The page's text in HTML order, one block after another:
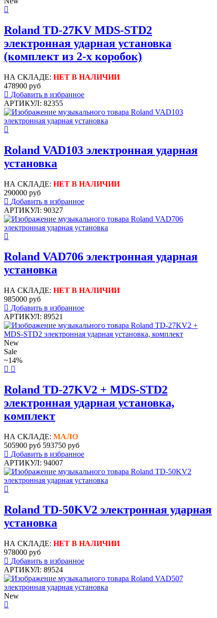
Roland TD-27KV MDS-STD2
электронная ударная установка
(комплект из 2-х коробок)
НА СКЛАДЕ: НЕТ В НАЛИЧИИ
478900 руб
Добавить в избранное
АРТИКУЛ: 82355
Roland VAD103 электронная ударная
установка
НА СКЛАДЕ: НЕТ В НАЛИЧИИ
290000 руб
Добавить в избранное
АРТИКУЛ: 90327
Roland VAD706 электронная ударная
установка
НА СКЛАДЕ: НЕТ В НАЛИЧИИ
985000 руб
Добавить в избранное
АРТИКУЛ: 89521
New
Sale
~14%
Roland TD-27KV2 + MDS-STD2
электронная ударная установка,
комплект
НА СКЛАДЕ: МАЛО
505900 руб 593750 руб
Добавить в избранное
АРТИКУЛ: 94007
Roland TD-50KV2 электронная ударная
установка
НА СКЛАДЕ: НЕТ В НАЛИЧИИ
978000 руб
Добавить в избранное
АРТИКУЛ: 89524
New